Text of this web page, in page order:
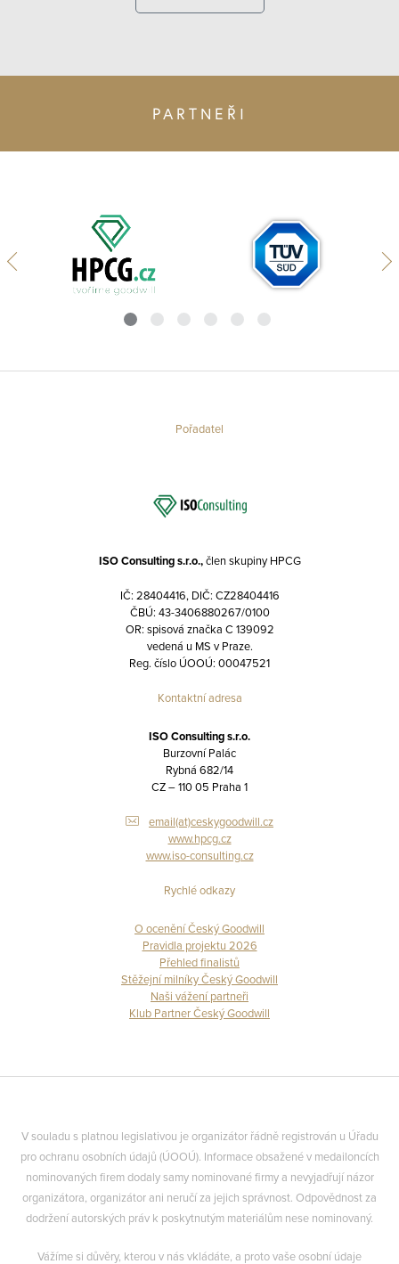
PARTNEŘI
Pořadatel
ISO Consulting s.r.o.,člen skupiny HPCG
IČ: 28404416, DIČ: CZ28404416
ČBÚ: 43-3406880267/0100
OR: spisová značka C 139092
vedená u MS v Praze.
Reg. číslo ÚOOÚ: 00047521
Kontaktní adresa
ISO Consulting s.r.o.
Burzovní Palác
Rybná 682/14
CZ – 110 05 Praha 1
email(at)ceskygoodwill.cz
www.hpcg.cz
www.iso-consulting.cz
Rychlé odkazy
O ocenění Český Goodwill
Pravidla projektu 2026
Přehled finalistů
Stěžejní milníky Český Goodwill
Naši vážení partneři
Klub Partner Český Goodwill
V souladu s platnou legislativou je organizátor řádně registrován u Úřadu
pro ochranu osobních údajů (ÚOOÚ). Informace obsažené v medailoncích
nominovaných firem dodaly samy nominované firmy a nevyjadřují názor
organizátora, organizátor ani neručí za jejich správnost. Odpovědnost za
dodržení autorských práv k poskytnutým materiálům nese nominovaný.
Vážíme si důvěry, kterou v nás vkládáte, a proto vaše osobní údaje